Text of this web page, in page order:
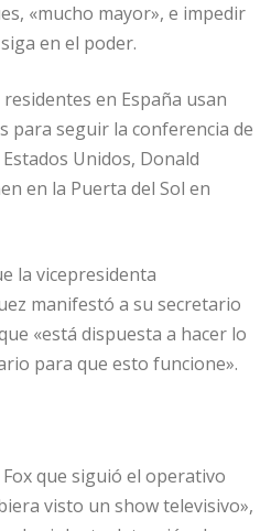
«mucho mayor», e impedir
en el poder.
en España usan
para seguir la conferencia de
Unidos, Donald
en la Puerta del Sol en
la vicepresidenta
manifestó a su secretario
«está dispuesta a hacer lo
para que esto funcione».
que siguió el operativo
visto un show televisivo»,